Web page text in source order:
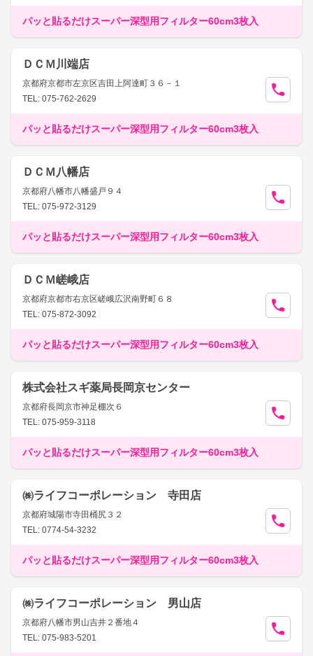
パッと貼るだけスーパー深型用フィルター60cm3枚入
ＤＣＭ川端店
京都府京都市左京区吉田上阿達町３６－１
TEL: 075-762-2629
パッと貼るだけスーパー深型用フィルター60cm3枚入
ＤＣＭ八幡店
京都府八幡市八幡盛戸９４
TEL: 075-972-3129
パッと貼るだけスーパー深型用フィルター60cm3枚入
ＤＣＭ嵯峨店
京都府京都市右京区嵯峨広沢南野町６８
TEL: 075-872-3092
パッと貼るだけスーパー深型用フィルター60cm3枚入
株式会社スギ薬局長岡京センター
京都府長岡京市神足棚次６
TEL: 075-959-3118
パッと貼るだけスーパー深型用フィルター60cm3枚入
㈱ライフコーポレーション 寺田店
京都府城陽市寺田桶尻３２
TEL: 0774-54-3232
パッと貼るだけスーパー深型用フィルター60cm3枚入
㈱ライフコーポレーション 男山店
京都府八幡市男山吉井２番地４
TEL: 075-983-5201